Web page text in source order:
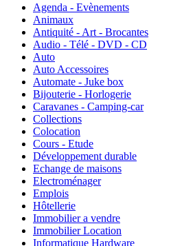
Agenda - Evènements
Animaux
Antiquité - Art - Brocantes
Audio - Télé - DVD - CD
Auto
Auto Accessoires
Automate - Juke box
Bijouterie - Horlogerie
Caravanes - Camping-car
Collections
Colocation
Cours - Etude
Développement durable
Echange de maisons
Electroménager
Emplois
Hôtellerie
Immobilier a vendre
Immobilier Location
Informatique Hardware